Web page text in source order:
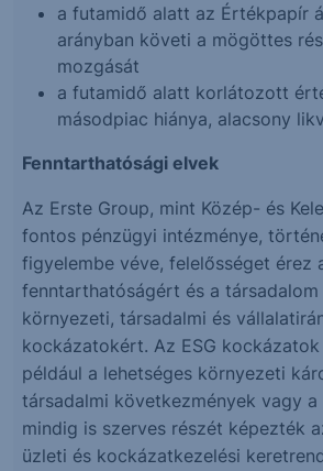
a futamidő alatt az Értékpapír
arányban követi a mögöttes
mozgását
a futamidő alatt korlátozott
másodpiac hiánya, alacsony
Fenntarthatósági elvek
Az Erste Group, mint Közép- és
fontos pénzügyi intézménye,
figyelembe véve, felelősséget érez
fenntarthatóságért és a
környezeti, társadalmi és
kockázatokért. Az ESG
például a lehetséges környezeti
társadalmi következmények vagy
mindig is szerves részét képezték
üzleti és kockázatkezelési